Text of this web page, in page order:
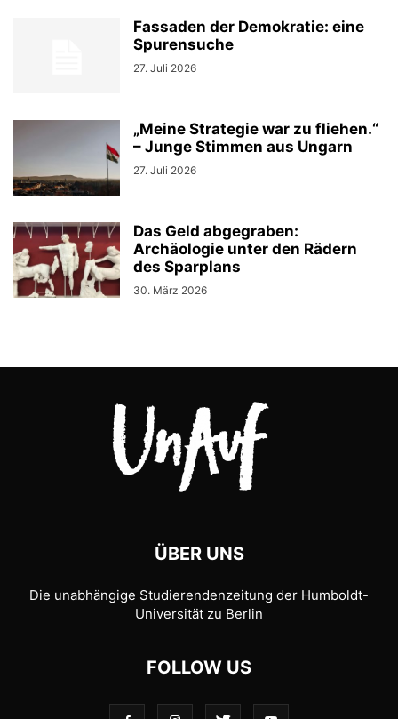
Fassaden der Demokratie: eine
Spurensuche
27. Juli 2026
„Meine Strategie war zu fliehen.“
– Junge Stimmen aus Ungarn
27. Juli 2026
Das Geld abgegraben:
Archäologie unter den Rädern
des Sparplans
30. März 2026
ÜBER UNS
Die unabhängige Studierendenzeitung der Humboldt-
Universität zu Berlin
FOLLOW US